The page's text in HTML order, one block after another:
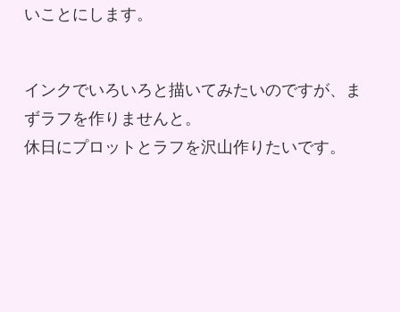
いことにします。
インクでいろいろと描いてみたいのですが、ま
ずラフを作りませんと。
休日にプロットとラフを沢山作りたいです。